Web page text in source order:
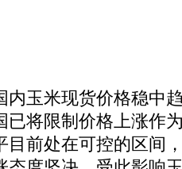
玉米现货价格稳中
已将限制价格上涨作
目前处在可控的区间